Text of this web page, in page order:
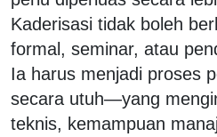
Kaderisasi tidak boleh
formal, seminar, atau
Ia harus menjadi proses
secara utuh—yang
teknis, kemampuan